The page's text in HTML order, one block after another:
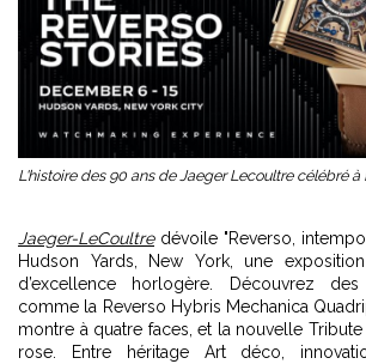
L'histoire des 90 ans de Jaeger Lecoultre célébré à
Jaeger-LeCoultredévoile "Reverso,
Hudson Yards, New York, une
d’excellence horlogère. Découvrez
comme la Reverso Hybris Mechanica
montre à quatre faces, et la nouvelle
rose. Entre héritage Art déco,